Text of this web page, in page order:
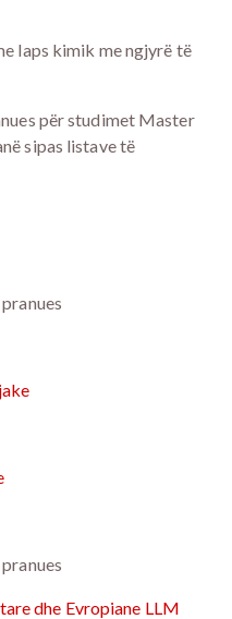
laps kimik me ngjyrë të
për studimet Master
sipas listave të
dhe Evropiane LLM